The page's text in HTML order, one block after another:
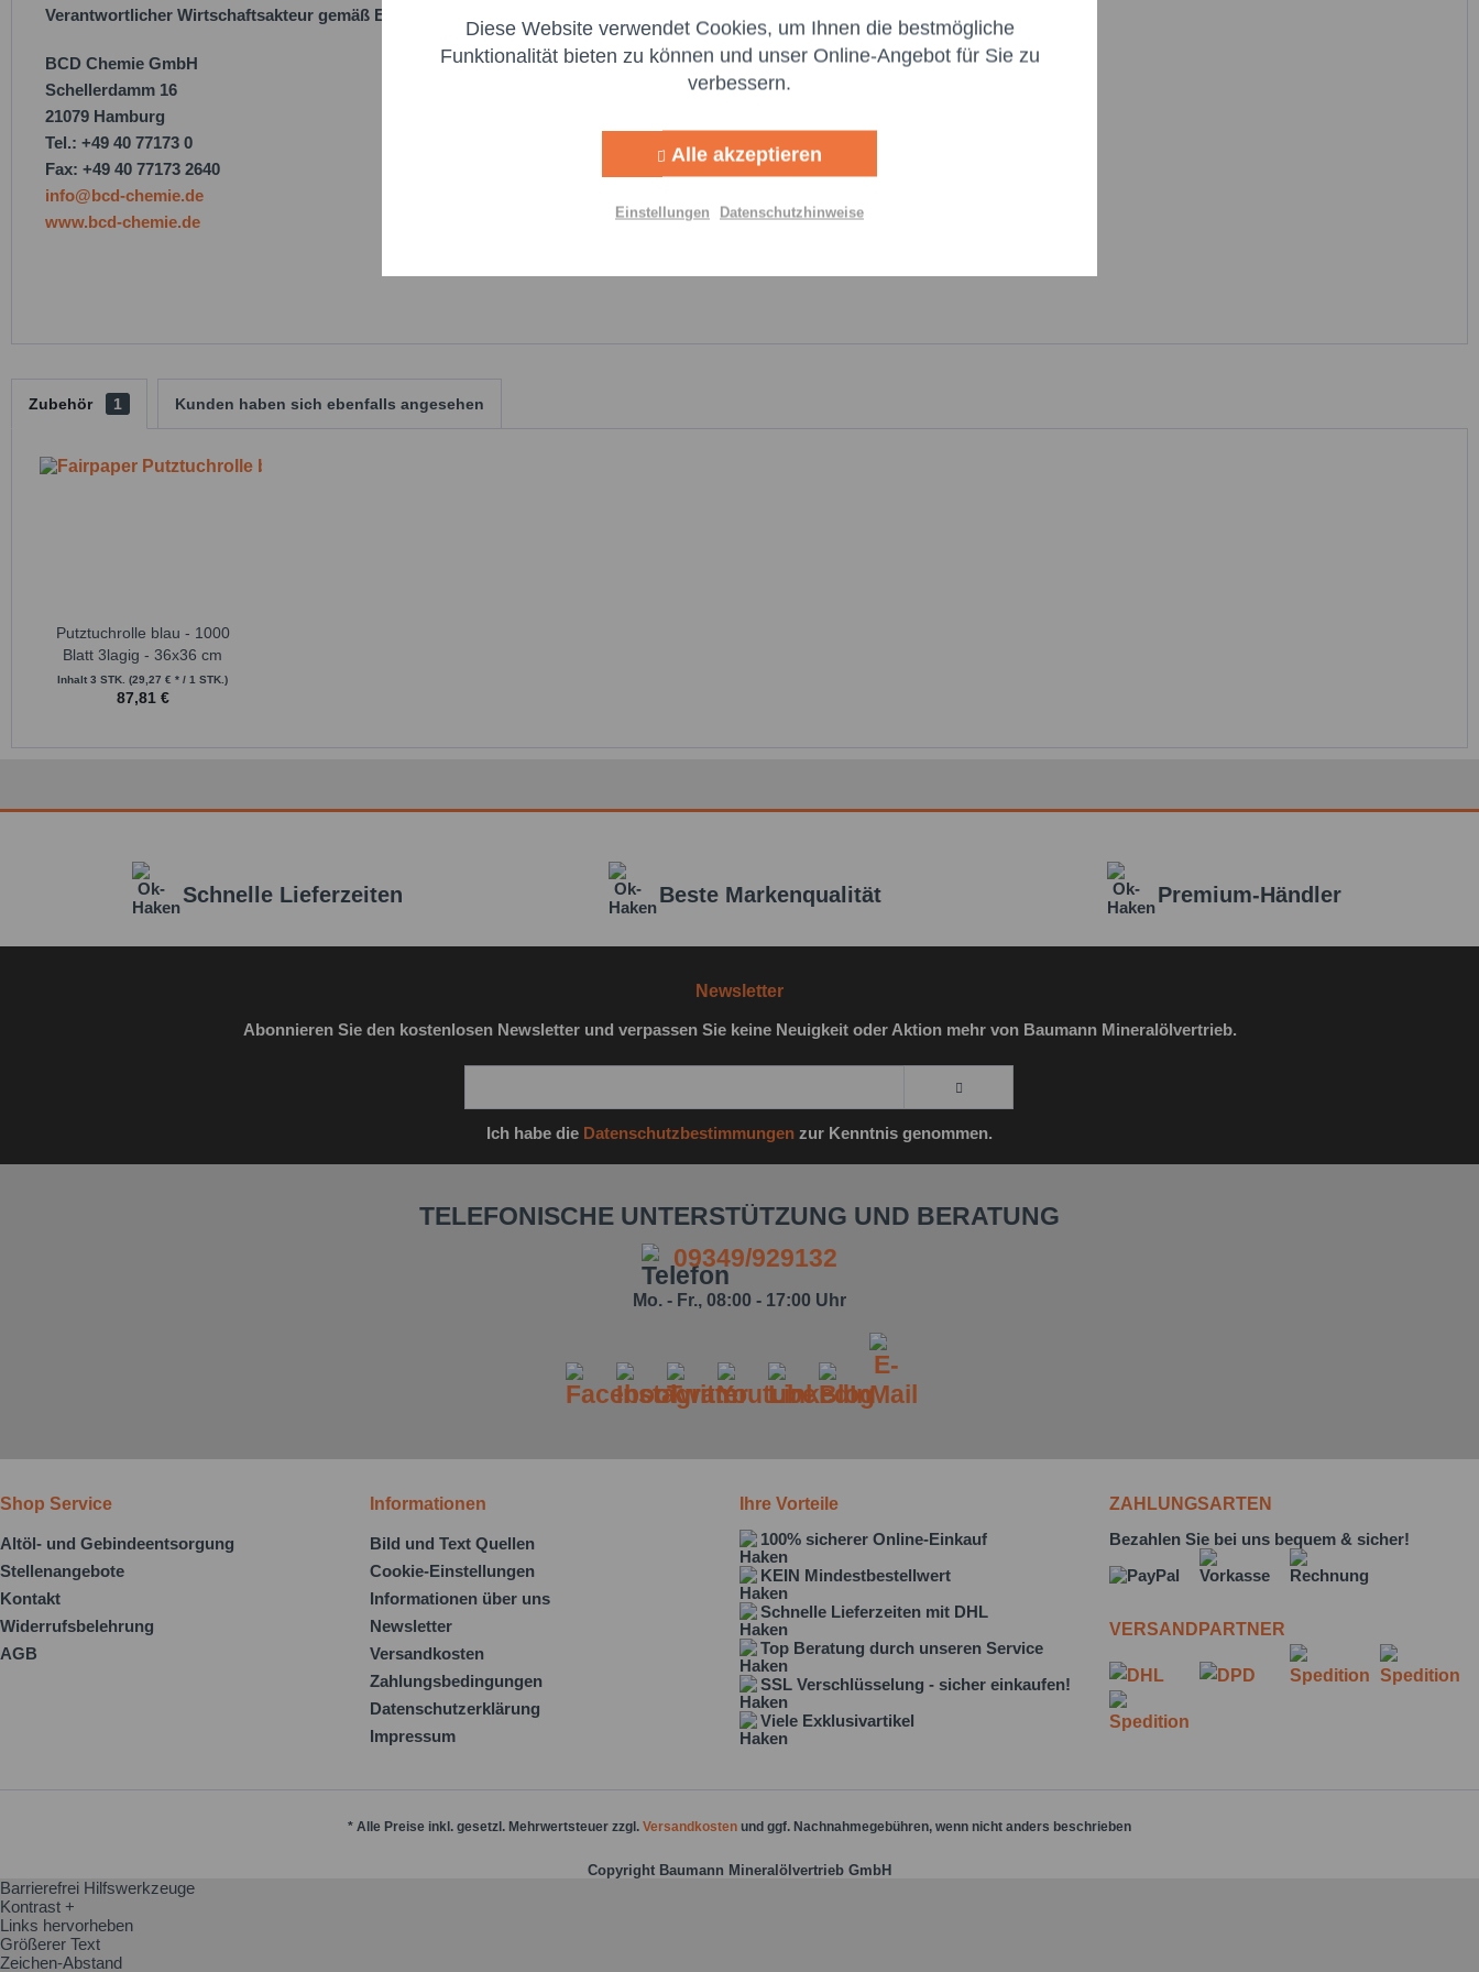
Nachricht senden
Verantwortlicher Wirtschaftsakteur gemäß EU-Verordnung:
BCD Chemie GmbH
Schellerdamm 16
21079 Hamburg
Tel.: +49 40 77173 0
Fax: +49 40 77173 2640
info@bcd-chemie.de
www.bcd-chemie.de
Zubehör 1 Kunden haben sich ebenfalls angesehen
Putztuchrolle blau - 1000
Blatt 3lagig - 36x36 cm
Inhalt 3 STK. (29,27 € * / 1 STK.)
87,81 €
Schnelle Lieferzeiten Beste Markenqualität Premium-Händler
Newsletter
Abonnieren Sie den kostenlosen Newsletter und verpassen Sie keine Neuigkeit oder Aktion mehr von Baumann Mineralölvertrieb.
Ich habe die Datenschutzbestimmungen zur Kenntnis genommen.
TELEFONISCHE UNTERSTÜTZUNG UND BERATUNG
09349/929132
Mo. - Fr., 08:00 - 17:00 Uhr
Shop Service
Altöl- und Gebindeentsorgung
Stellenangebote
Kontakt
Widerrufsbelehrung
AGB
Informationen
Bild und Text Quellen
Cookie-Einstellungen
Informationen über uns
Newsletter
Versandkosten
Zahlungsbedingungen
Datenschutzerklärung
Impressum
Ihre Vorteile
100% sicherer Online-Einkauf
KEIN Mindestbestellwert
Schnelle Lieferzeiten mit DHL
Top Beratung durch unseren Service
SSL Verschlüsselung - sicher einkaufen!
Viele Exklusivartikel
ZAHLUNGSARTEN
Bezahlen Sie bei uns bequem & sicher!
VERSANDPARTNER
* Alle Preise inkl. gesetzl. Mehrwertsteuer zzgl. Versandkosten und ggf. Nachnahmegebühren, wenn nicht anders beschrieben
Copyright Baumann Mineralölvertrieb GmbH
Marketing Aktiv
Diese Website verwendet Cookies, um Ihnen die bestmögliche
Funktionalität bieten zu können und unser Online-Angebot für Sie zu
verbessern.
Alle akzeptieren
Einstellungen Datenschutzhinweise
Barrierefrei Hilfswerkzeuge
Kontrast +
Links hervorheben
Größerer Text
Zeichen-Abstand